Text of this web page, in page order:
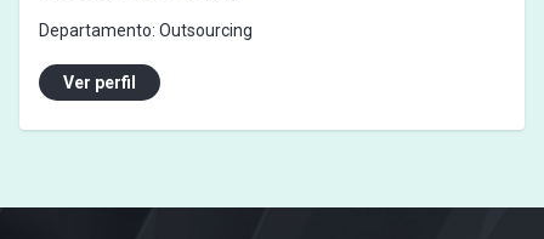
Departamento: Outsourcing
Ver perfil